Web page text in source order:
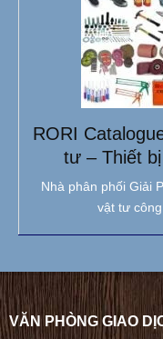
RORI
tư – Thiết
Nhà phân phối Giải
vật tư
VĂN PHÒNG GIAO